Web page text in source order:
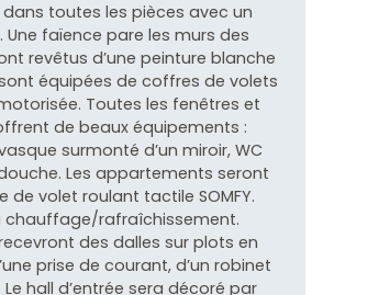
dans toutes les pièces avec un
faïence pare les murs des
revêtus d’une peinture blanche
équipées de coffres de volets
Toutes les fenêtres et
de beaux équipements :
surmonté d’un miroir, WC
Les appartements seront
volet roulant tactile SOMFY.
chauffage/rafraîchissement.
recevront des dalles sur plots en
prise de courant, d’un robinet
Le hall d’entrée sera décoré par